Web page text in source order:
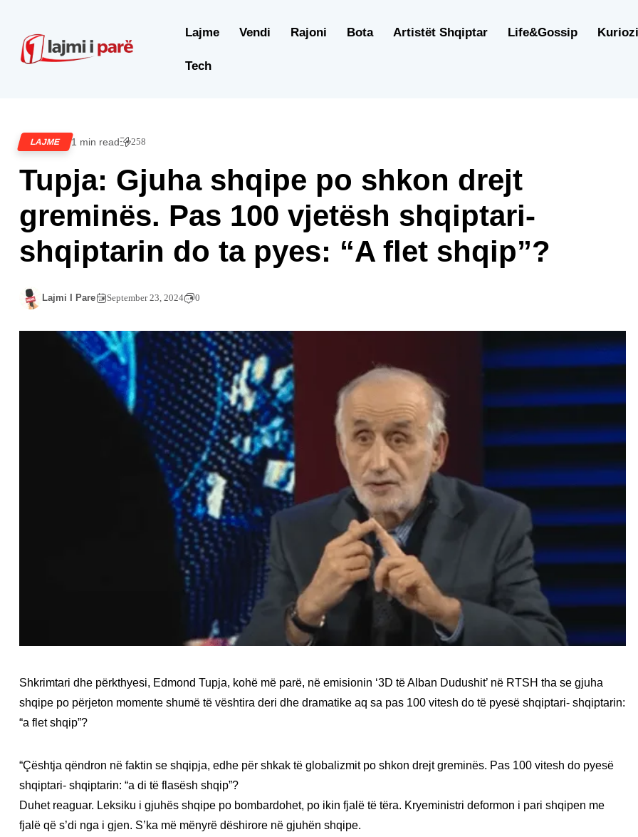
Lajme Vendi Rajoni Bota Artistët Shqiptar Life&Gossip
Tech
LAJME 1 min read 258
Tupja: Gjuha shqipe po shkon drejt
greminës. Pas 100 vjetësh shqiptari-
shqiptarin do ta pyes: “A flet shqip”?
Lajmi I Pare September 23, 2024 0
Shkrimtari dhe përkthyesi, Edmond Tupja, kohë më parë, në emisionin ‘3D të Alban Dudushit’ në RTSH tha se gjuha
shqipe po përjeton momente shumë të vështira deri dhe dramatike aq sa pas 100 vitesh do të pyesë shqiptari- shqiptarin:
“a flet shqip”?
“Çështja qëndron në faktin se shqipja, edhe për shkak të globalizmit po shkon drejt greminës. Pas 100 vitesh do pyesë
shqiptari- shqiptarin: “a di të flasësh shqip”?
Duhet reaguar. Leksiku i gjuhës shqipe po bombardohet, po ikin fjalë të tëra. Kryeministri deformon i pari shqipen me
fjalë që s’di nga i gjen. S’ka më mënyrë dëshirore në gjuhën shqipe.